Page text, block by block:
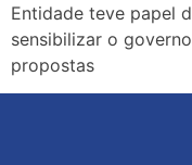
Entidade teve papel
sensibilizar o
propostas